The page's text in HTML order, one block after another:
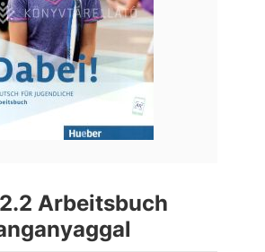
Arbeitsbuch